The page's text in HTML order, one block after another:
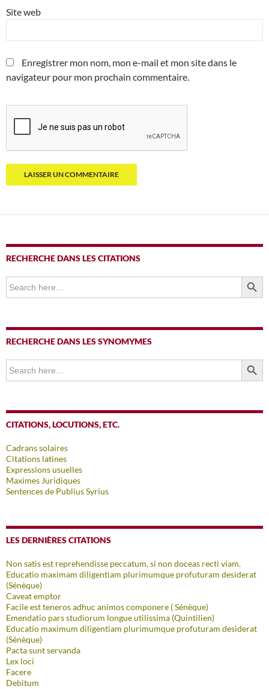
Site web
Enregistrer mon nom, mon e-mail et mon site dans le
navigateur pour mon prochain commentaire.
RECHERCHE DANS LES CITATIONS
Search
for:
SEARCH
RECHERCHE DANS LES SYNOMYMES
Search
for:
SEARCH
CITATIONS, LOCUTIONS, ETC.
Cadrans solaires
Citations latines
Expressions usuelles
Maximes Juridiques
Sentences de Publius Syrius
LES DERNIÈRES CITATIONS
Non satis est reprehendisse peccatum, si non doceas recti viam.
Educatio maximam diligentiam plurimumque profuturam desiderat
(Sénèque)
Caveat emptor
Facile est teneros adhuc animos componere ( Sénèque)
Emendatio pars studiorum longue utilissima (Quintilien)
Educatio maximum diligentiam plurimumque profuturam desiderat
(Sénèque)
Pacta sunt servanda
Lex loci
Facere
Debitum